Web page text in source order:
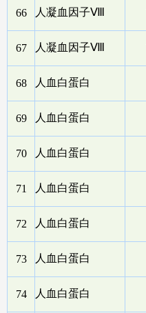
66 人凝血因子Ⅷ
67 人凝血因子Ⅷ
68 人血白蛋白
69 人血白蛋白
70 人血白蛋白
71 人血白蛋白
72 人血白蛋白
73 人血白蛋白
74 人血白蛋白